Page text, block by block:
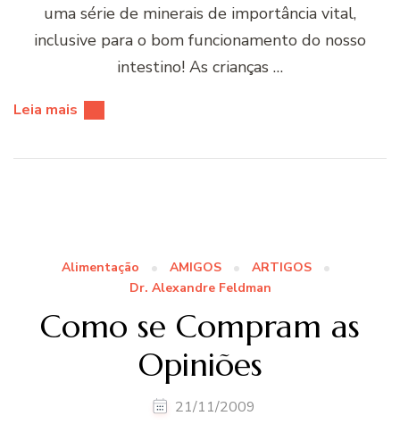
uma série de minerais de importância vital,
inclusive para o bom funcionamento do nosso
intestino! As crianças …
Leia mais
Alimentação AMIGOS
ARTIGOS
Dr. Alexandre Feldman
Como se Compram as
Opiniões
21/11/2009